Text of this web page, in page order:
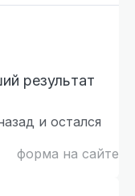
результат
и остался
форма на сайте